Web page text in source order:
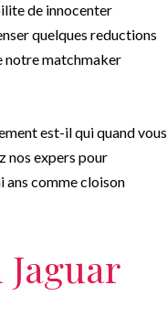
de innocenter
quelques reductions
notre matchmaker
est-il qui quand vous
nos expers pour
ans comme cloison